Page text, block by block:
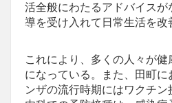
活全般にわたるアドバイス
導を受け入れて日常生活を改
これにより、多くの人々が健
になっている。また、田町
ンザの流行時期にはワクチン